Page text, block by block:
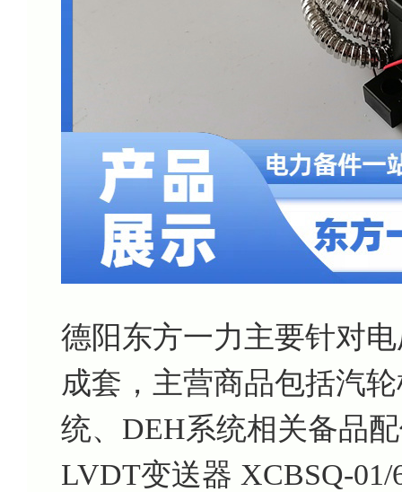
德阳东方一力主要针对
成套，主营商品包括汽
统、DEH系统相关备品
LVDT变送器 XCBSQ-01/